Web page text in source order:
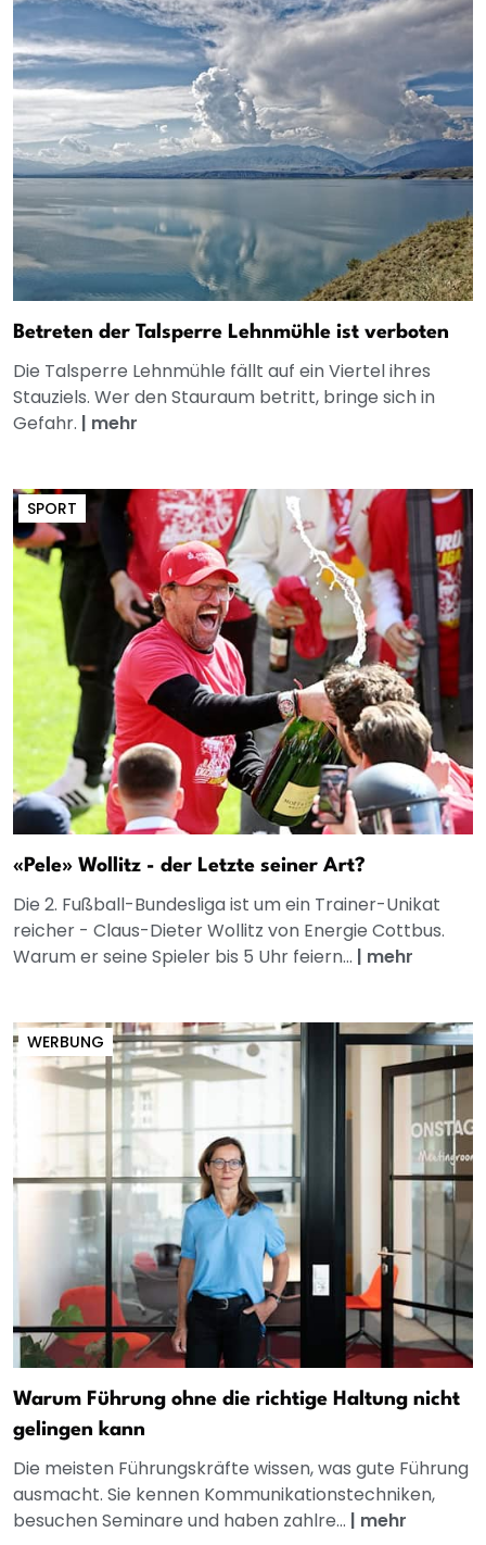
Betreten der Talsperre Lehnmühle ist verboten
Die Talsperre Lehnmühle fällt auf ein Viertel ihres
Stauziels. Wer den Stauraum betritt, bringe sich in
Gefahr. | mehr
SPORT
«Pele» Wollitz - der Letzte seiner Art?
Die 2. Fußball-Bundesliga ist um ein Trainer-Unikat
reicher - Claus-Dieter Wollitz von Energie Cottbus.
Warum er seine Spieler bis 5 Uhr feiern... | mehr
WERBUNG
Warum Führung ohne die richtige Haltung nicht
gelingen kann
Die meisten Führungskräfte wissen, was gute Führung
ausmacht. Sie kennen Kommunikationstechniken,
besuchen Seminare und haben zahlre... | mehr